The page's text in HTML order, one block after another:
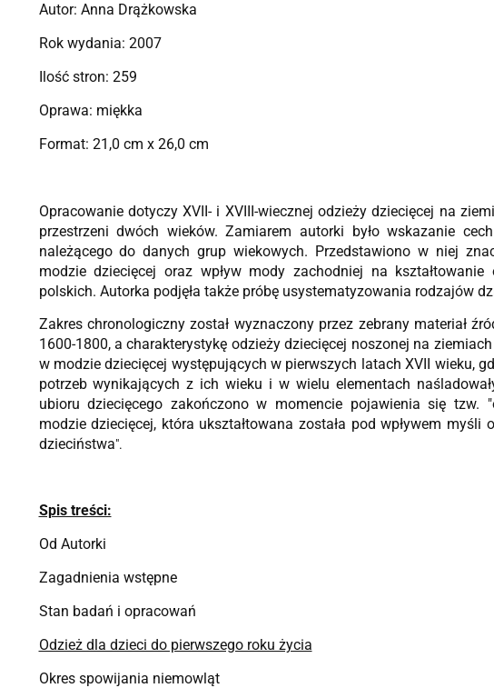
Autor: Anna Drążkowska
Rok wydania: 2007
Ilość stron: 259
Oprawa: miękka
Format: 21,0 cm x 26,0 cm
Opracowanie dotyczy XVII- i XVIII-wiecznej odzieży dziecięcej na
przestrzeni dwóch wieków. Zamiarem autorki było wskazanie
należącego do danych grup wiekowych. Przedstawiono w niej
modzie dziecięcej oraz wpływ mody zachodniej na
polskich. Autorka podjęła także próbę usystematyzowania rodzajów
Zakres chronologiczny został wyznaczony przez zebrany materiał
1600-1800, a charakterystykę odzieży dziecięcej noszonej na
w modzie dziecięcej występujących w pierwszych latach XVII wieku,
potrzeb wynikających z ich wieku i w wielu elementach
ubioru dziecięcego zakończono w momencie pojawienia się tzw.
modzie dziecięcej, która ukształtowana została pod wpływem myśli
dzieciństwa".
Spis treści:
Od Autorki
Zagadnienia wstępne
Stan badań i opracowań
Odzież dla dzieci do pierwszego roku życia
Okres spowijania niemowląt